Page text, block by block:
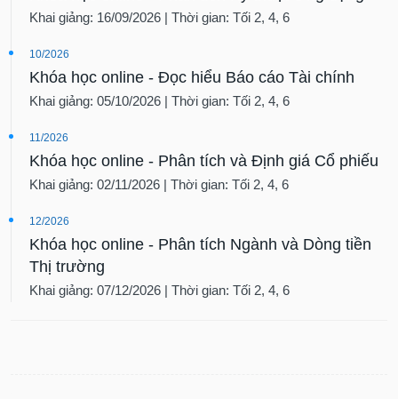
Khai giảng: 16/09/2026 | Thời gian: Tối 2, 4, 6
10/2026
Khóa học online - Đọc hiểu Báo cáo Tài chính
Khai giảng: 05/10/2026 | Thời gian: Tối 2, 4, 6
11/2026
Khóa học online - Phân tích và Định giá Cổ phiếu
Khai giảng: 02/11/2026 | Thời gian: Tối 2, 4, 6
12/2026
Khóa học online - Phân tích Ngành và Dòng tiền
Thị trường
Khai giảng: 07/12/2026 | Thời gian: Tối 2, 4, 6